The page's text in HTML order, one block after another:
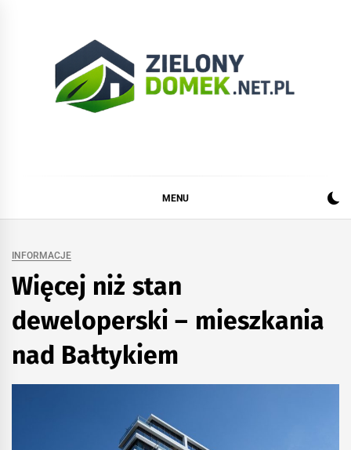
MENU
INFORMACJE
Więcej niż stan
deweloperski – mieszkania
nad Bałtykiem